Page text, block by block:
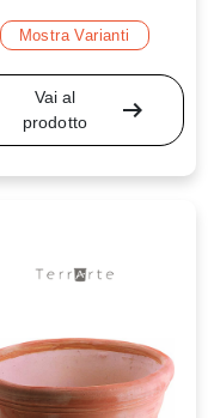
Mostra Varianti
Vai al
prodotto
arrow_right_alt